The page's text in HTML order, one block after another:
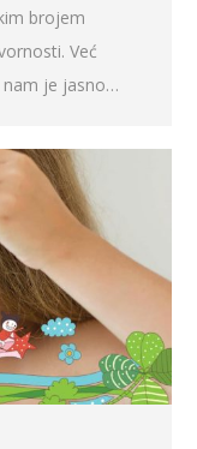
brojem
Već
je jasno…